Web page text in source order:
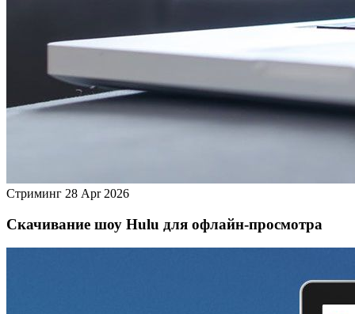
Стриминг 28 Apr 2026
Скачивание шоу Hulu для офлайн‑просмотра